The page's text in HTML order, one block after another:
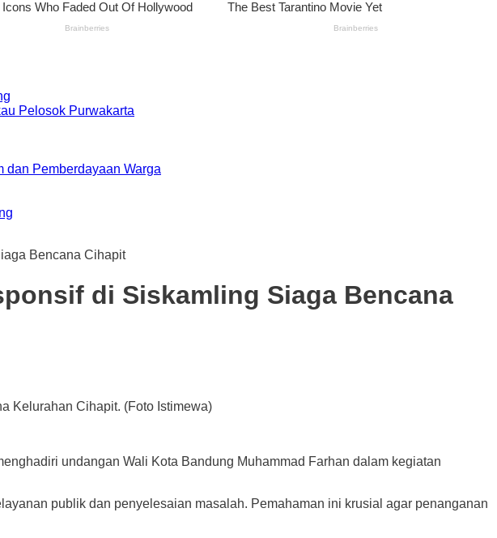
Pelosok Purwakarta
dan Pemberdayaan Warga
Bencana Cihapit
di Siskamling Siaga Bencana
Kelurahan Cihapit. (Foto Istimewa)
undangan Wali Kota Bandung Muhammad Farhan dalam kegiatan
publik dan penyelesaian masalah. Pemahaman ini krusial agar penanganan